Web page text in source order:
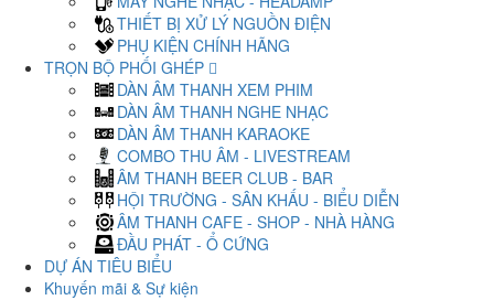
THIẾT BỊ XỬ LÝ NGUỒN ĐIỆN
PHỤ KIỆN CHÍNH HÃNG
TRỌN BỘ PHỐI GHÉP
DÀN ÂM THANH XEM PHIM
DÀN ÂM THANH NGHE NHẠC
DÀN ÂM THANH KARAOKE
COMBO THU ÂM - LIVESTREAM
ÂM THANH BEER CLUB - BAR
HỘI TRƯỜNG - SÂN KHẤU - BIỂU DIỄN
ÂM THANH CAFE - SHOP - NHÀ HÀNG
ĐẦU PHÁT - Ổ CỨNG
DỰ ÁN TIÊU BIỂU
Khuyến mãi & Sự kiện